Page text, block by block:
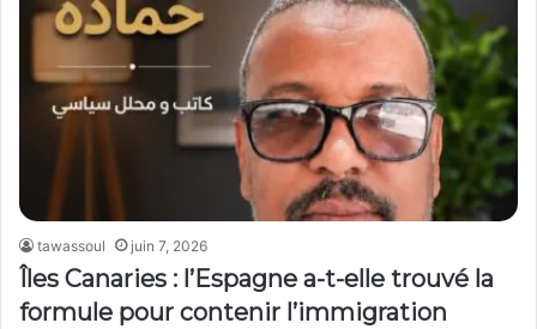
tawassoul juin 7, 2026
Îles Canaries : l’Espagne a-t-elle trouvé la
formule pour contenir l’immigration